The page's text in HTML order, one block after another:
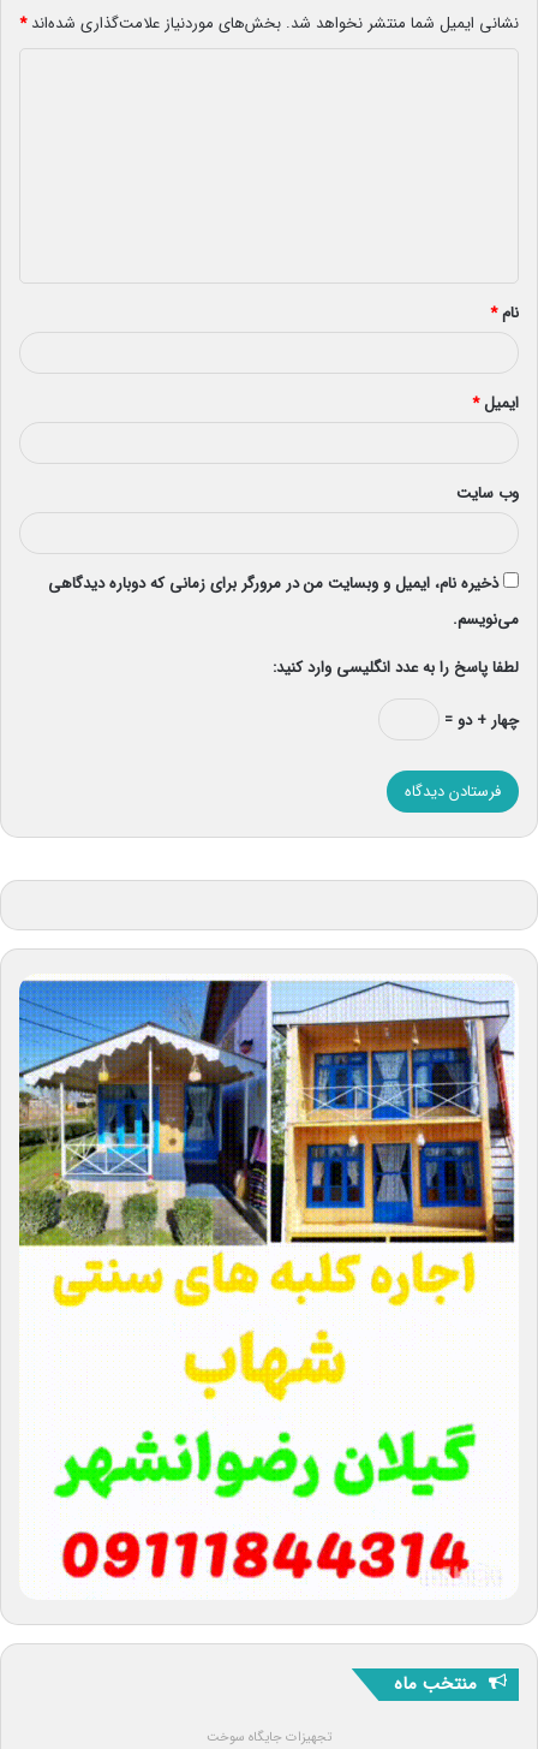
نشانی ایمیل شما منتشر نخواهد شد. بخش‌های موردنیاز علامت‌گذاری شده‌اند*
*
نام*
ایمیل*
وب‌ سایت
ذخیره نام، ایمیل و وبسایت من در مرورگر برای زمانی که دوباره دیدگاهی
می‌نویسم.
لطفا پاسخ را به عدد انگلیسی وارد کنید:
چهار + دو =
منتخب ماه
تجهیزات جایگاه سوخت